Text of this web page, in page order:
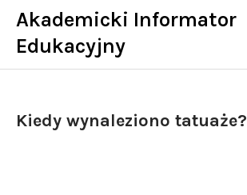
Skip
content
Akademicki Informator
Edukacyjny
Kiedy wynaleziono tatuaże?